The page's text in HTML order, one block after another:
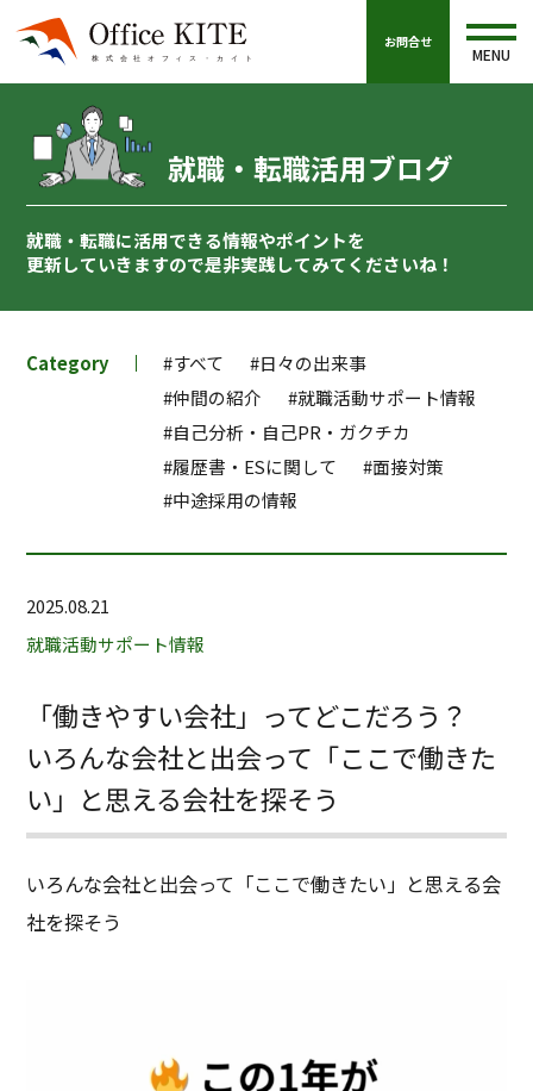
お問合せ
MENU
就職・転職活用ブログ
就職・転職に活用できる情報やポイントを
更新していきますので是非実践してみてくださいね！
Category #すべて
#日々の出来事
#仲間の紹介
#就職活動サポート情報
#自己分析・自己PR・ガクチカ
#履歴書・ESに関して
#面接対策
#中途採用の情報
2025.08.21
就職活動サポート情報
「働きやすい会社」ってどこだろう？
いろんな会社と出会って「ここで働きた
い」と思える会社を探そう
いろんな会社と出会って「ここで働きたい」と思える会
社を探そう